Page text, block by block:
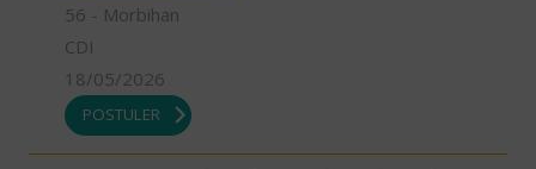
56 - Morbihan
CDI
18/05/2026
POSTULER